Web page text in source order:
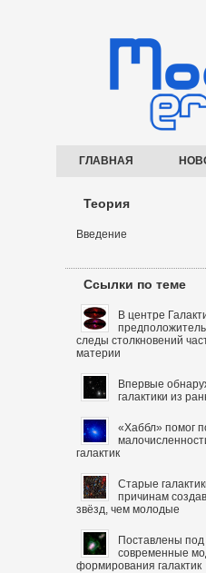
ГЛАВНАЯ
Теория
Введение
Ссылки по теме
В центре
следы столкновений
материи
Впервые
галактики из
«Хаббл» помог
галактик
Старые
причинам
звёзд, чем молодые
Поставлены
современные
формирования галактик